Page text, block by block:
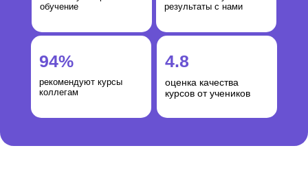
обучение
результаты с нами
оценка качества
курсов от учеников
4.8
рекомендуют курсы
коллегам
94%